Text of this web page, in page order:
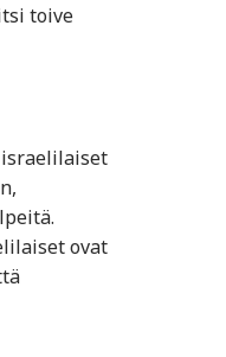
toive
ovat